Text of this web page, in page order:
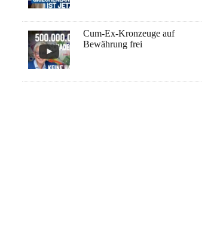
Cum-Ex-Kronzeuge auf
Bewährung frei